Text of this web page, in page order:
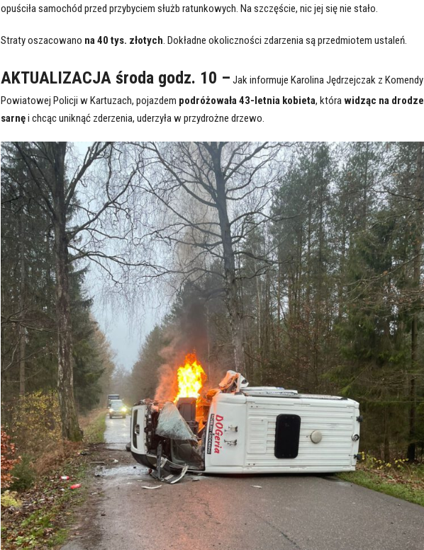
opuściła samochód przed przybyciem służb ratunkowych. Na szczęście, nic jej się nie stało.
Straty oszacowano na 40 tys. złotych . Dokładne okoliczności zdarzenia są przedmiotem ustaleń.
AKTUALIZACJA środa godz. 10 – Jak informuje Karolina Jędrzejczak z Komendy
Powiatowej Policji w Kartuzach, pojazdem podróżowała 43-letnia kobieta, która widząc na drodze
sarnęi chcąc uniknąć zderzenia, uderzyła w przydrożne drzewo.